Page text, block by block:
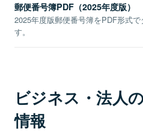
郵便番号簿PDF（2025年度版）
2025年度版郵便番号簿をPDF形式
す。
ビジネス・法人
情報